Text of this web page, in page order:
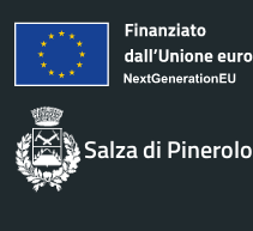
Salza di Pinerolo